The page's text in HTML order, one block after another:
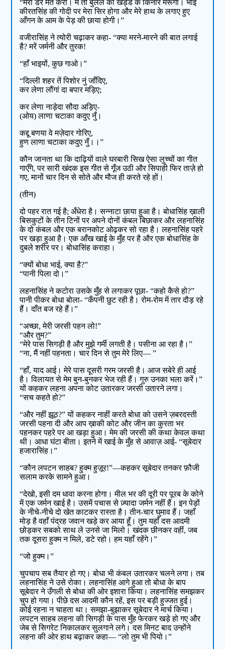
“मेरा डर मत करो। मैं तो बुलेल की खड्ड के किनारे मरूँगा। भाई
कीरतसिंह की गोदी पर मेरा सिर होगा और मेरे हाथ के लगाए हुए
आँगन के आम के पेड़ की छाया होगी।”
वजीरासिंह ने त्योरी चढ़ाकर कहा- “क्या मरने-मारने की बात लगाई
है? मरें जर्मनी और तुरक!
“हाँ भाइयों, कुछ गाओ।”
“दिल्ली शहर तें पिशोर नुं जाँदिए,
कर लेणा लौंगां दा बपार मड़िए;
कर लेणा नाड़ेदा सौदा अड़िए-
(ओय) लाणा चटाका कदुए नुँ।
कद्दू बणया वे मज़ेदार गोरिए,
हुण लाणा चटाका कदुए नुँ।।”
कौन जानता था कि दाढ़ियों वाले घरबारी सिख ऐसा लुच्चों का गीत
गाएँगे, पर सारी खंदक इस गीत से गूँज उठी और सिपाही फिर ताज़े हो
गए, मानों चार दिन से सोते और मौज ही करते रहे हों।
(तीन)
दो पहर रात गई है; अँधेरा है। सन्नाटा छाया हुआ है। बोधासिंह ख़ाली
बिसकुटों के तीन टिनों पर अपने दोनों कंबल बिछाकर और लहनासिंह
के दो कंबल और एक बरानकोट ओढ़कर सो रहा है। लहनासिंह पहरे
पर खड़ा हुआ है। एक आँख खाई के मुँह पर है और एक बोधासिंह के
दुबले शरीर पर। बोधासिंह कराहा।
“क्यों बोधा भाई, क्या है?”
“पानी पिला दो।”
लहनासिंह ने कटोरा उसके मुँह से लगाकर पूछा- “कहो कैसे हो?”
पानी पीकर बोधा बोला- “कँपनी छुट रही है। रोम-रोम में तार दौड़ रहे
हैं। दाँत बज रहे हैं।”
“अच्छा, मेरी जरसी पहन लो!”
“और तुम?”
“मेरे पास सिगड़ी है और मुझे गर्मी लगती है। पसीना आ रहा है।”
“ना, मैं नहीं पहनता। चार दिन से तुम मेरे लिए— ”
“हाँ, याद आई। मेरे पास दूसरी गरम जरसी है। आज सबेरे ही आई
है। विलायत से मेम बुन-बुनकर भेज रही हैं। गुरु उनका भला करें।”
यों कहकर लहना अपना कोट उतारकर जरसी उतारने लगा।
“सच कहते हो?”
“और नहीं झूठ?” यों कहकर नाहीं करते बोधा को उसने ज़बरदस्ती
जरसी पहना दी और आप ख़ाकी कोट और जीन का कुरता भर
पहनकर पहरे पर आ खड़ा हुआ। मेम की जरसी की कथा केवल कथा
थी। आधा घंटा बीता। इतने में खाई के मुँह से आवाज़ आई- “सूबेदार
हजारासिंह।”
“कौन लपटन साहब? हुक्म हुज़ूर!”—कहकर सूबेदार तनकर फ़ौजी
सलाम करके सामने हुआ।
“देखो, इसी दम धावा करना होगा। मील भर की दूरी पर पूरब के कोने
में एक जर्मन खाई है। उसमें पचास से ज़्यादा जर्मन नहीं हैं। इन पेड़ों
के नीचे-नीचे दो खेत काटकर रास्ता है। तीन-चार घुमाव हैं। जहाँ
मोड़ है वहाँ पंद्रह जवान खड़े कर आया हूँ। तुम यहाँ दस आदमी
छोड़कर सबको साथ ले उनसे जा मिलो। खंदक छीनकर वहीं, जब
तक दूसरा हुक्म न मिले, डटे रहो। हम यहाँ रहेंगे।”
“जो हुक्म।”
चुपचाप सब तैयार हो गए। बोधा भी कंबल उतारकर चलने लगा। तब
लहनासिंह ने उसे रोका। लहनासिंह आगे हुआ तो बोधा के बाप
सूबेदार ने उँगली से बोधा की ओर इशारा किया। लहनासिंह समझकर
चुप हो गया। पीछे दस आदमी कौन रहें, इस पर बड़ी हुज्जत हुई।
कोई रहना न चाहता था। समझा-बुझाकर सूबेदार ने मार्च किया।
लपटन साहब लहना की सिगड़ी के पास मुँह फेरकर खड़े हो गए और
जेब से सिगरेट निकालकर सुलगाने लगे। दस मिनट बाद उन्होंने
लहना की ओर हाथ बढ़ाकर कहा— “लो तुम भी पियो।”